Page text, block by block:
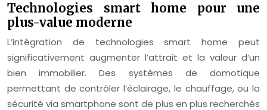
Technologies smart home pour une
plus-value moderne
L’intégration de technologies smart home peut
significativement augmenter l’attrait et la valeur d’un
bien immobilier. Des systèmes de domotique
permettant de contrôler l’éclairage, le chauffage, ou la
sécurité via smartphone sont de plus en plus recherchés